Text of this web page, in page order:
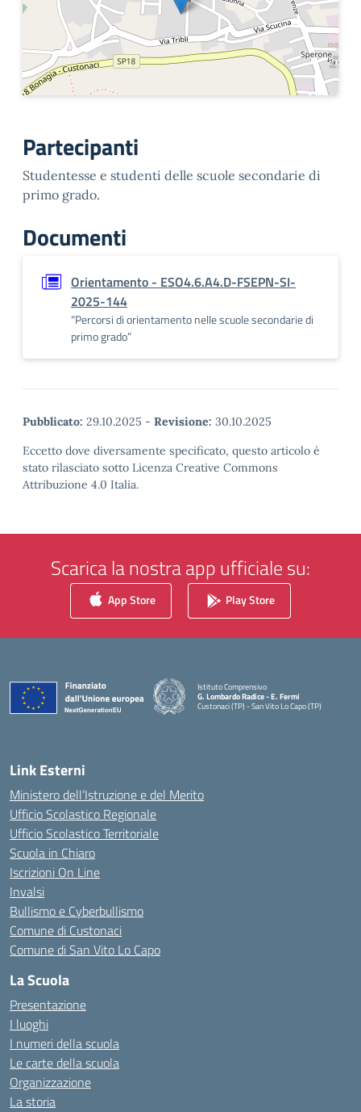
Partecipanti
Studentesse e studenti delle scuole secondarie di
primo grado.
Documenti
Orientamento - ESO4.6.A4.D-FSEPN-SI-
2025-144
“Percorsi di orientamento nelle scuole secondarie di
primo grado”
Pubblicato: 29.10.2025 - Revisione: 30.10.2025
Eccetto dove diversamente specificato, questo articolo è
stato rilasciato sotto Licenza Creative Commons
Attribuzione 4.0 Italia.
Scarica la nostra app ufficiale su:
App Store Play Store
Istituto Comprensivo
G. Lombardo Radice - E. Fermi
Custonaci (TP) - San Vito Lo Capo (TP)
— Visita la pagina iniziale della scuola
Link Esterni
Ministero dell’Istruzione e del Merito
Ufficio Scolastico Regionale
Ufficio Scolastico Territoriale
Scuola in Chiaro
Iscrizioni On Line
Invalsi
Bullismo e Cyberbullismo
Comune di Custonaci
Comune di San Vito Lo Capo
La Scuola
Presentazione
I luoghi
I numeri della scuola
Le carte della scuola
Organizzazione
La storia